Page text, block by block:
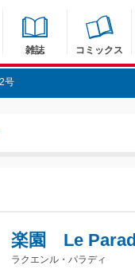
雑誌 コミックス
号
楽園 Le
ラクエンル・パラディ